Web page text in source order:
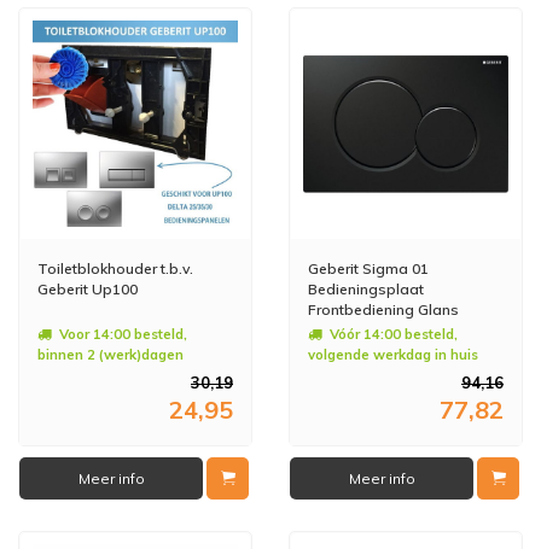
Toiletblokhouder t.b.v.
Geberit Up100
Voor 14:00 besteld,
binnen 2 (werk)dagen
30,19
24,95
Meer info
Geberit Sigma 01
Bedieningsplaat
Frontbediening Glans
ZwartVóór 14:00 besteld,
volgende werkdag in huis
94,16
77,82
Meer info